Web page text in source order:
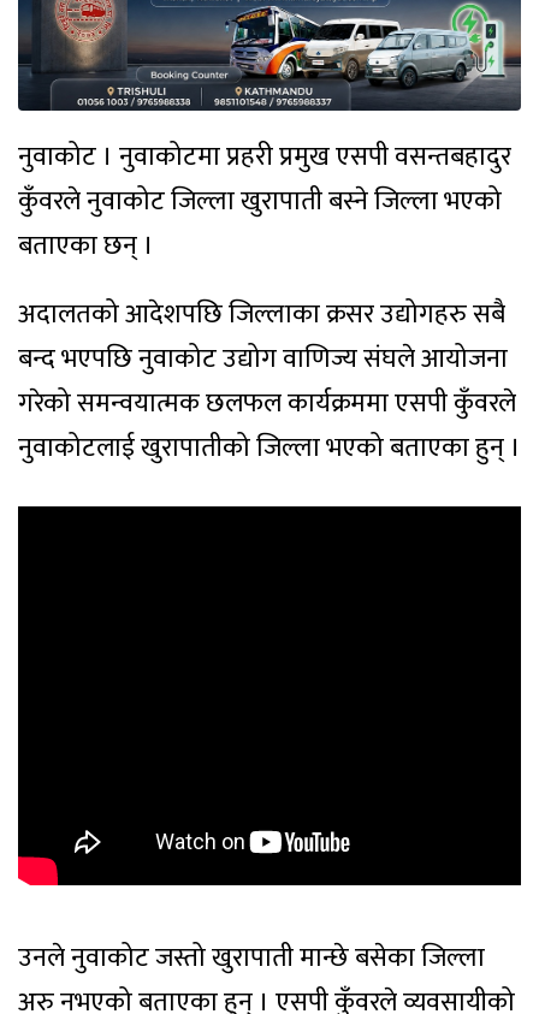
नुवाकोट । नुवाकोटमा प्रहरी प्रमुख एसपी वसन्तबहादुर
कुँवरले नुवाकोट जिल्ला खुरापाती बस्ने जिल्ला भएको
बताएका छन् ।
अदालतको आदेशपछि जिल्लाका क्रसर उद्योगहरु सबै
बन्द भएपछि नुवाकोट उद्योग वाणिज्य संघले आयोजना
गरेको समन्वयात्मक छलफल कार्यक्रममा एसपी कुँवरले
नुवाकोटलाई खुरापातीको जिल्ला भएको बताएका हुन् ।
उनले नुवाकोट जस्तो खुरापाती मान्छे बसेका जिल्ला
अरु नभएको बताएका हुन् । एसपी कुँवरले व्यवसायीको